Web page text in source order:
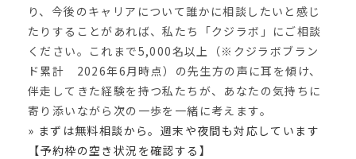
り、今後のキャリアについて誰かに相談したいと感じ
たりすることがあれば、私たち「クジラボ」にご相談
ください。これまで5,000名以上（※クジラボブラン
ド累計 2026年6月時点）の先生方の声に耳を傾け、
伴走してきた経験を持つ私たちが、あなたの気持ちに
寄り添いながら次の一歩を一緒に考えます。
» まずは無料相談から。週末や夜間も対応しています
【予約枠の空き状況を確認する】